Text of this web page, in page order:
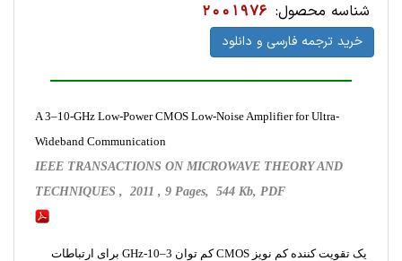
شناسه محصول: 2001976
خرید ترجمه فارسی و دانلود
A 3–10-GHz Low-Power CMOS Low-Noise Amplifier for Ultra-
Wideband Communication
IEEE TRANSACTIONS ON MICROWAVE THEORY AND
TECHNIQUES , 2011 , 9 Pages, 544 Kb, PDF
یک تقویت کننده کم نویز CMOS کم توان 3–10-GHz برای ارتباطات